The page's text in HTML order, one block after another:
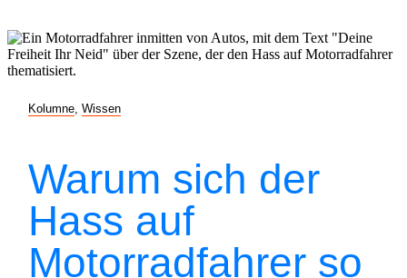
Kolumne Wissen
Warum sich der
Hass auf
Motorradfahrer so